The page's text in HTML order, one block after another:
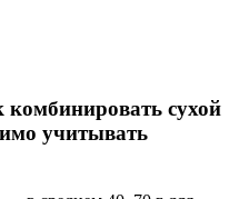
комбинировать сухой
учитывать